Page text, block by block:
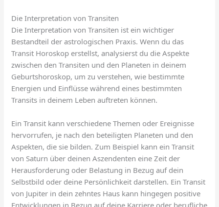
Die Interpretation von Transiten
Die Interpretation von Transiten ist ein wichtiger
Bestandteil der astrologischen Praxis. Wenn du das
Transit Horoskop erstellst, analysierst du die Aspekte
zwischen den Transiten und den Planeten in deinem
Geburtshoroskop, um zu verstehen, wie bestimmte
Energien und Einflüsse während eines bestimmten
Transits in deinem Leben auftreten können.
Ein Transit kann verschiedene Themen oder Ereignisse
hervorrufen, je nach den beteiligten Planeten und den
Aspekten, die sie bilden. Zum Beispiel kann ein Transit
von Saturn über deinen Aszendenten eine Zeit der
Herausforderung oder Belastung in Bezug auf dein
Selbstbild oder deine Persönlichkeit darstellen. Ein Transit
von Jupiter in dein zehntes Haus kann hingegen positive
Entwicklungen in Bezug auf deine Karriere oder berufliche